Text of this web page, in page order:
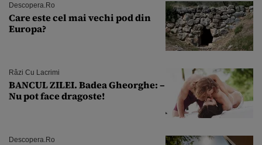
Descopera.ro
Care este cel mai vechi pod din
Europa?
Râzi Cu Lacrimi
BANCUL ZILEI. Badea Gheorghe: –
Nu pot face dragoste!
Descopera.ro